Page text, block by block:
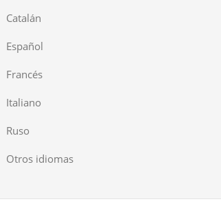
Catalán
Español
Francés
Italiano
Ruso
Otros idiomas